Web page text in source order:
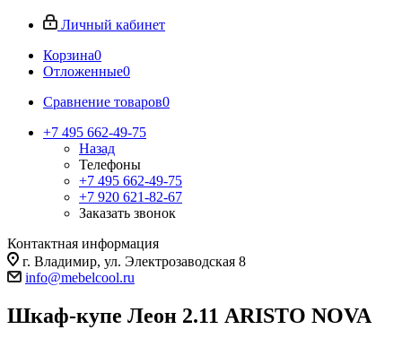
Личный кабинет
Корзина0
Отложенные0
Сравнение товаров0
+7 495 662-49-75
Назад
Телефоны
+7 495 662-49-75
+7 920 621-82-67
Заказать звонок
Контактная информация
г. Владимир, ул. Электрозаводская 8
info@mebelcool.ru
Шкаф-купе Леон 2.11 ARISTO NOVA